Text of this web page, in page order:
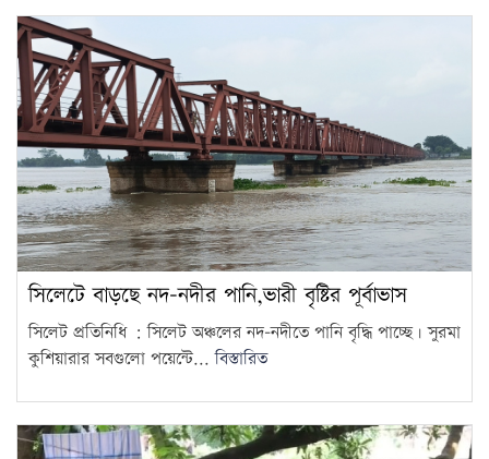
সিলেটে বাড়ছে নদ-নদীর পানি,ভারী বৃষ্টির পূর্বাভাস
সিলেট প্রতিনিধি : সিলেট অঞ্চলের নদ-নদীতে পানি বৃদ্ধি পাচ্ছে। সুরমা
কুশিয়ারার সবগুলো পয়েন্টে...বিস্তারিত